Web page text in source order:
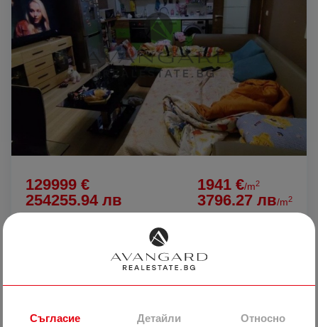
129999 €
254255.94 лв
1941 €/m2
3796.27 лв/m2
Двустаен Нова сграда АKT 16
Съгласие Детайли Относно